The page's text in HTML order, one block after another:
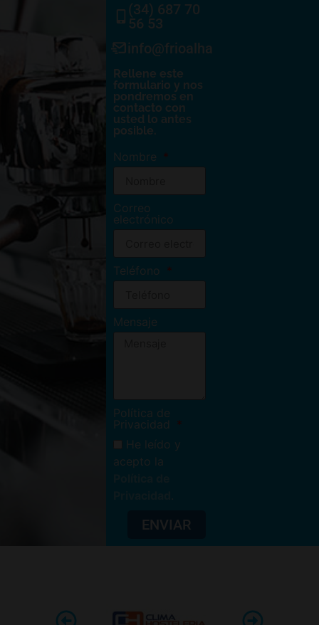
(34) 687 70
56 53
info@frioalhambra.com
Rellene este
formulario y nos
pondremos en
contacto con
usted lo antes
posible.
Nombre
Correo
electrónico
Teléfono
Mensaje
Política de
Privacidad
He leído y
acepto la
.
ENVIAR